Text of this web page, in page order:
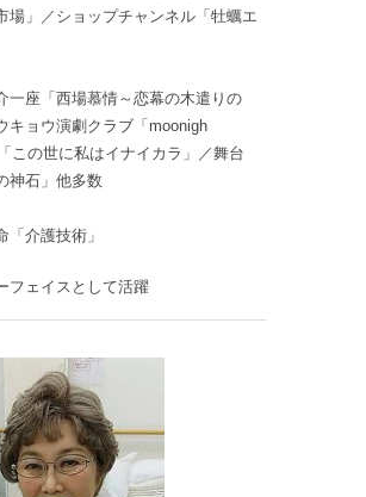
場」／ショップチャンネル「牡蠣エ
一座「西場慕情～恋幕の木遣りの
キョウ演劇クラブ「moonigh
この世に私はイナイカラ」／舞台
神石」他多数
「介護技術」
フェイスとして活躍